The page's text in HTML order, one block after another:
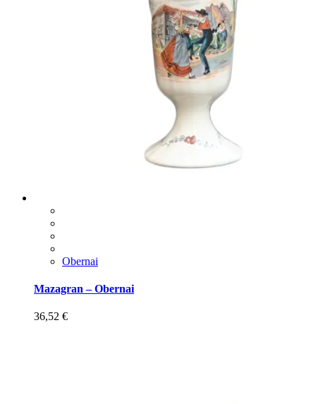
Obernai
Mazagran – Obernai
36,52 €